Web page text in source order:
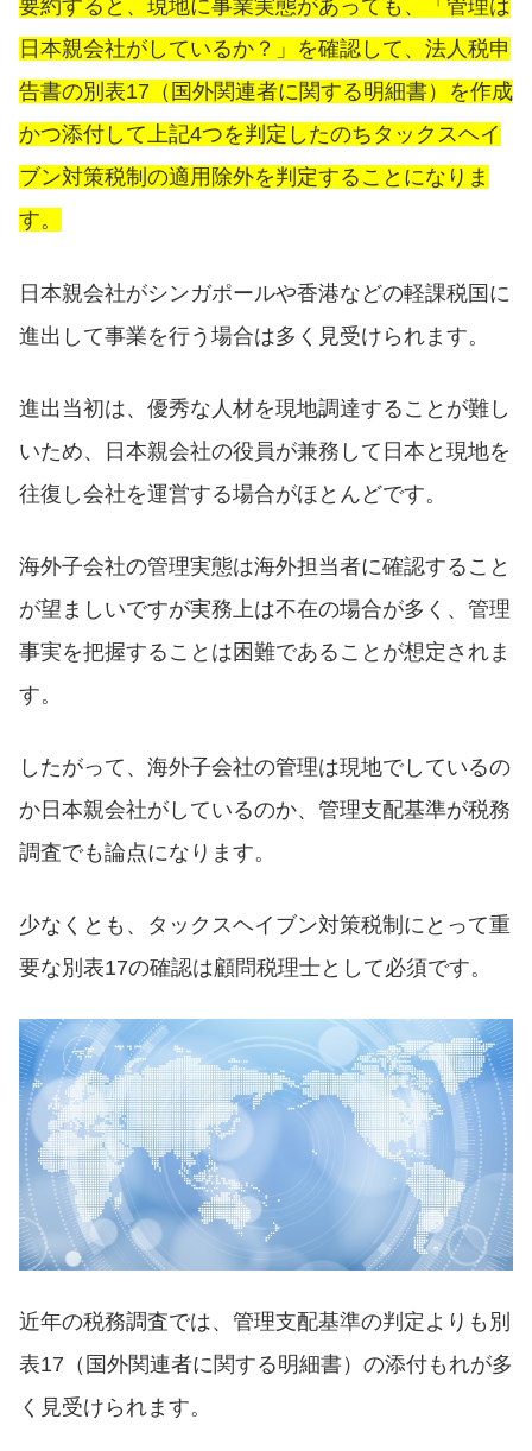
要約すると、現地に事業実態があっても、「管理は
日本親会社がしているか？」を確認して、法人税申
告書の別表17（国外関連者に関する明細書）を作成
かつ添付して上記4つを判定したのちタックスヘイ
ブン対策税制の適用除外を判定することになりま
す。
日本親会社がシンガポールや香港などの軽課税国に
進出して事業を行う場合は多く見受けられます。
進出当初は、優秀な人材を現地調達することが難し
いため、日本親会社の役員が兼務して日本と現地を
往復し会社を運営する場合がほとんどです。
海外子会社の管理実態は海外担当者に確認すること
が望ましいですが実務上は不在の場合が多く、管理
事実を把握することは困難であることが想定されま
す。
したがって、海外子会社の管理は現地でしているの
か日本親会社がしているのか、管理支配基準が税務
調査でも論点になります。
少なくとも、タックスヘイブン対策税制にとって重
要な別表17の確認は顧問税理士として必須です。
近年の税務調査では、管理支配基準の判定よりも別
表17（国外関連者に関する明細書）の添付もれが多
く見受けられます。